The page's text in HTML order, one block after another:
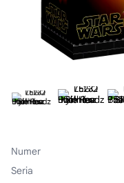
Numer
Seria